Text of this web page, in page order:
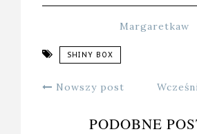
Margaretkaw
SHINY BOX
Nowszy post
PODOBNE